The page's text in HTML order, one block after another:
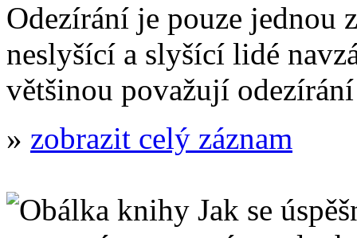
Odezírání je pouze jednou
neslyšící a slyšící lidé
většinou považují
» zobrazit celý záznam